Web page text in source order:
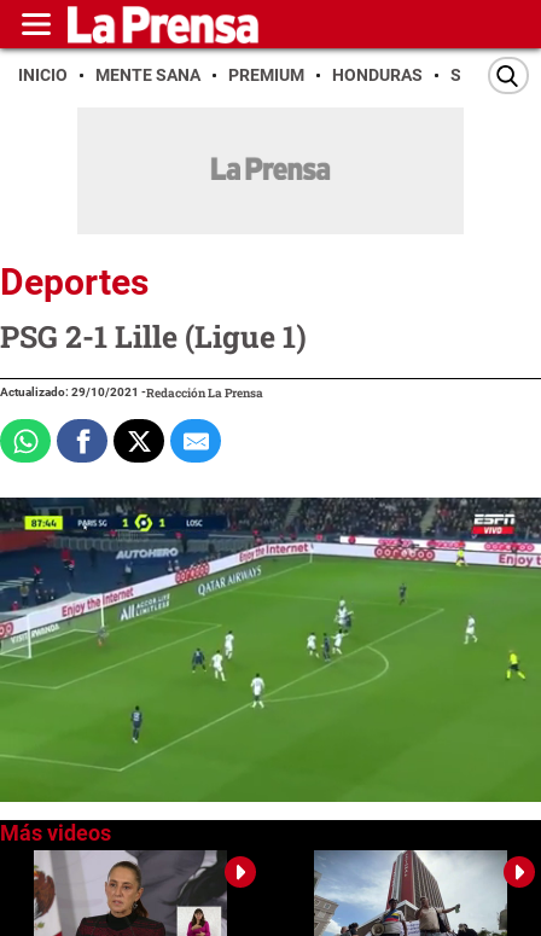
INICIO MENTE SANA PREMIUM HONDURAS SAN PEDRO
Deportes
PSG 2-1 Lille (Ligue 1)
Actualizado: 29/10/2021 -Redacción La Prensa
of
minute,
seconds